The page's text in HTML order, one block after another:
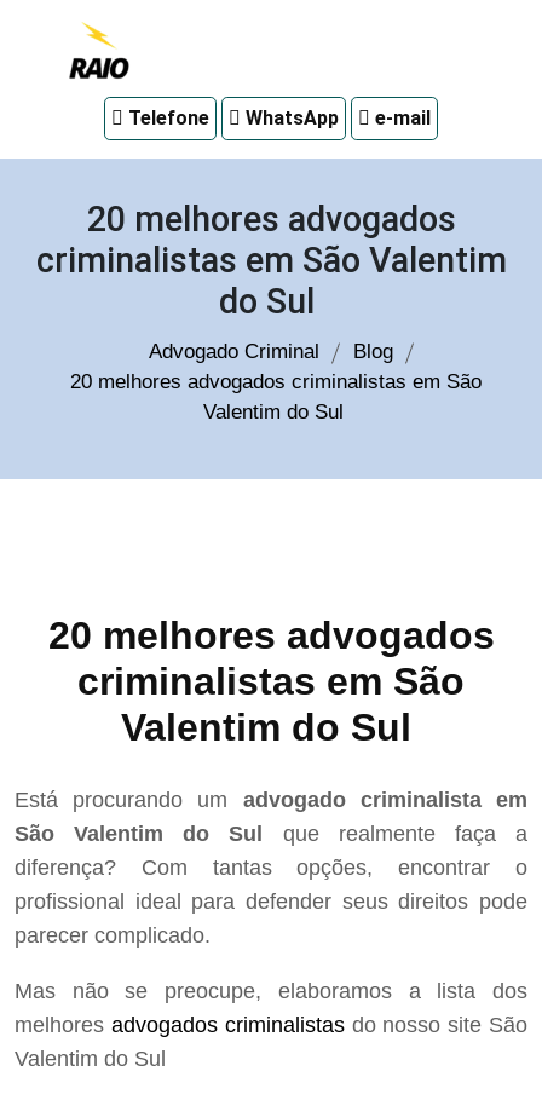
em
Telefone WhatsApp e-mail
20 melhores advogados
criminalistas em São Valentim
do Sul
Advogado Criminal
Blog
20 melhores advogados criminalistas em São
Valentim do Sul
20 melhores advogados
criminalistas em São
Valentim do Sul
Está procurando um advogado criminalista em
São Valentim do Sul que realmente faça a
diferença? Com tantas opções, encontrar o
profissional ideal para defender seus direitos pode
parecer complicado.
Mas não se preocupe, elaboramos a lista dos
melhores advogados criminalistasdo nosso site São
Valentim do Sul